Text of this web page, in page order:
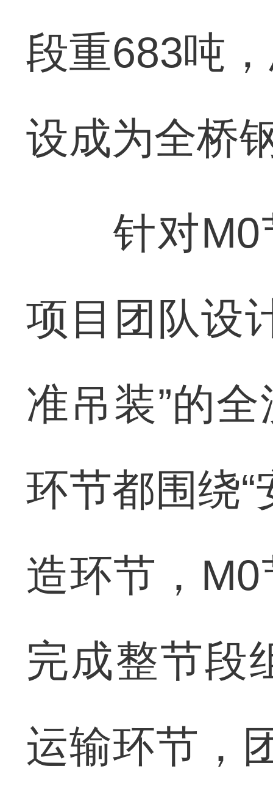
段重683吨
设成为全桥
针对M0节
项目团队设
准吊装”的
环节都围绕
造环节，
完成整节段
运输环节，